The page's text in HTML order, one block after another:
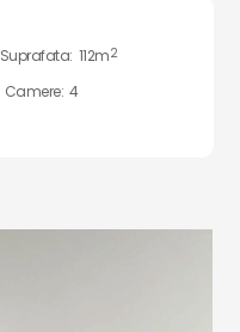
Suprafata: 112m2
Camere: 4